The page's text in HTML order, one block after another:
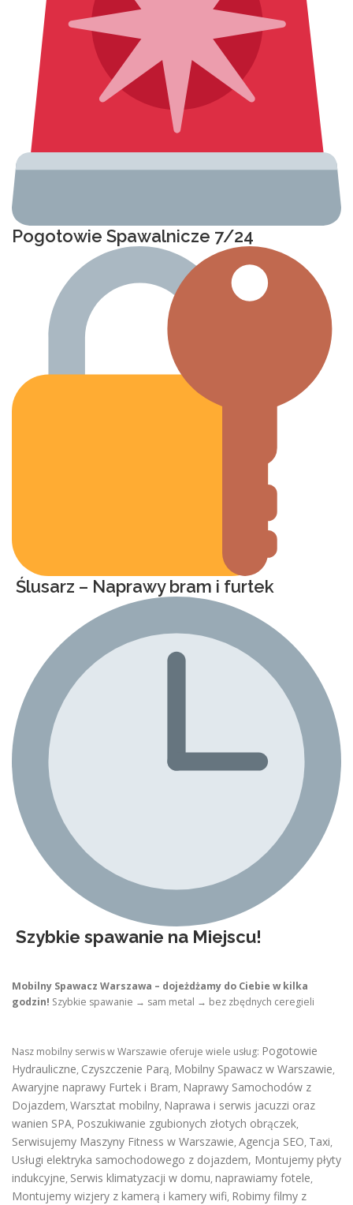
Pogotowie Spawalnicze 7/24
Ślusarz – Naprawy bram i furtek
Szybkie spawanie na Miejscu!
Mobilny Spawacz Warszawa – dojeżdżamy do Ciebie w kilka
godzin! Szybkie spawanie → sam metal → bez zbędnych ceregieli
Nasz mobilny serwis w Warszawie oferuje wiele usług: Pogotowie
Hydrauliczne, Czyszczenie Parą, Mobilny Spawacz w Warszawie,
Awaryjne naprawy Furtek i Bram, Naprawy Samochodów z
Dojazdem, Warsztat mobilny, Naprawa i serwis jacuzzi oraz
wanien SPA, Poszukiwanie zgubionych złotych obrączek,
Serwisujemy Maszyny Fitness w Warszawie, Agencja SEO, Taxi,
Usługi elektryka samochodowego z dojazdem, Montujemy płyty
indukcyjne, Serwis klimatyzacji w domu, naprawiamy fotele,
Montujemy wizjery z kamerą i kamery wifi, Robimy filmy z